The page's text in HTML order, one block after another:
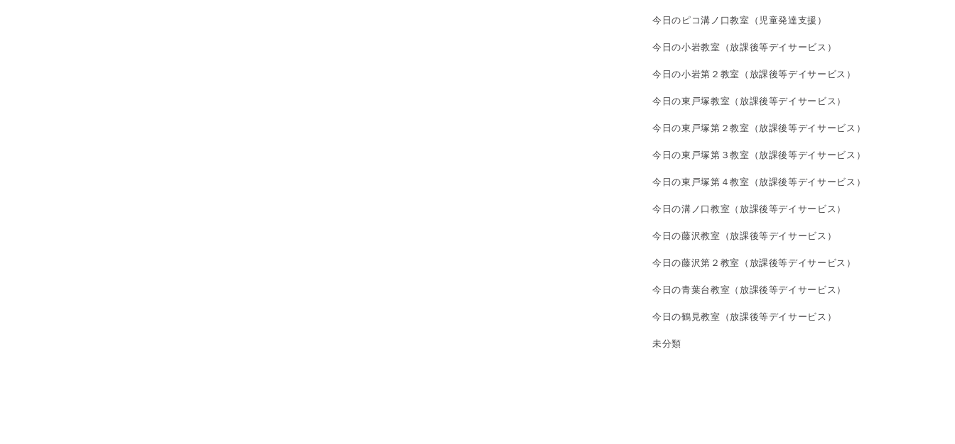
今日のピコ溝ノ口教室（児童発達支援）
今日の小岩教室（放課後等デイサービス）
今日の小岩第２教室（放課後等デイサービス）
今日の東戸塚教室（放課後等デイサービス）
今日の東戸塚第２教室（放課後等デイサービス）
今日の東戸塚第３教室（放課後等デイサービス）
今日の東戸塚第４教室（放課後等デイサービス）
今日の溝ノ口教室（放課後等デイサービス）
今日の藤沢教室（放課後等デイサービス）
今日の藤沢第２教室（放課後等デイサービス）
今日の青葉台教室（放課後等デイサービス）
今日の鶴見教室（放課後等デイサービス）
未分類